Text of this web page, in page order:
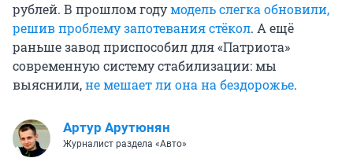
рублей. В прошлом годумодель слегка обновили,
решив проблему запотевания стёкол. А ещё
раньше завод приспособил для «Патриота»
современную систему стабилизации: мы
выяснили,не мешает ли она на бездорожье.
Артур Арутюнян
Журналист раздела «Авто»